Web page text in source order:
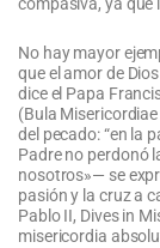
compasiva, ya que
No hay mayor
que el amor de
dice el Papa
(Bula
del pecado: “en la
Padre no perdonó
nosotros»— se
pasión y la cruz a
Pablo II, Dives in
misericordia